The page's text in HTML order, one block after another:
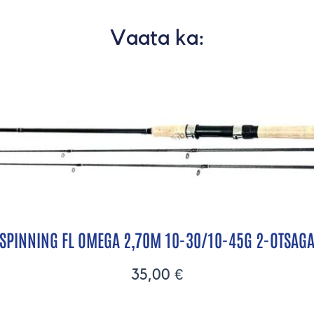
Vaata ka:
SPINNING FL OMEGA 2,70M 10-30/10-45G 2-OTSAGA
35,00 €